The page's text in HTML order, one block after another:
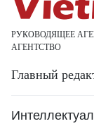
РУКОВОДЯЩЕЕ
АГЕНТСТВО
Главный